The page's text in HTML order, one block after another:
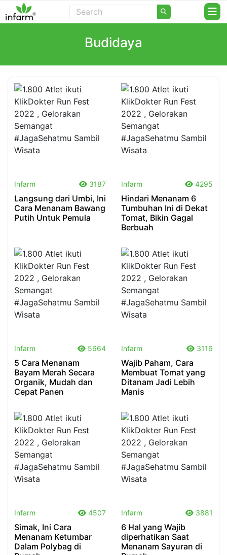
Budidaya
Infarm 3187
Langsung dari Umbi, Ini
Cara Menanam Bawang
Putih Untuk Pemula
Infarm 4295
Hindari Menanam 6
Tumbuhan Ini di Dekat
Tomat, Bikin Gagal
Berbuah
Infarm 5664
5 Cara Menanam
Bayam Merah Secara
Organik, Mudah dan
Cepat Panen
Infarm 3116
Wajib Paham, Cara
Membuat Tomat yang
Ditanam Jadi Lebih
Manis
Infarm 4507
Simak, Ini Cara
Menanam Ketumbar
Dalam Polybag di
Infarm 3881
6 Hal yang Wajib
diperhatikan Saat
Menanam Sayuran di